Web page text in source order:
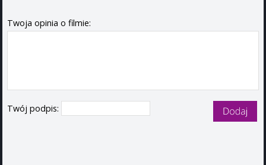
Twoja opinia o filmie:
Twój podpis: